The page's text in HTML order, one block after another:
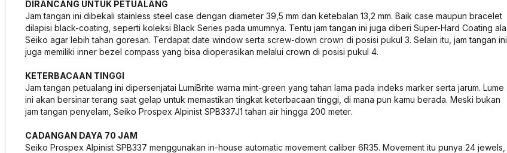
DIRANCANG UNTUK PETUALANG
Jam tangan ini dibekali stainless steel case dengan diameter 39,5 mm dan ketebalan 13,2 mm. Baik case maupun bracelet
dilapisi black-coating, seperti koleksi Black Series pada umumnya. Tentu jam tangan ini juga diberi Super-Hard Coating ala
Seiko agar lebih tahan goresan. Terdapat date window serta screw-down crown di posisi pukul 3. Selain itu, jam tangan ini
juga memiliki inner bezel compass yang bisa dioperasikan melalui crown di posisi pukul 4.
KETERBACAAN TINGGI
Jam tangan petualang ini dipersenjatai LumiBrite warna mint-green yang tahan lama pada indeks marker serta jarum. Lume
ini akan bersinar terang saat gelap untuk memastikan tingkat keterbacaan tinggi, di mana pun kamu berada. Meski bukan
jam tangan penyelam, Seiko Prospex Alpinist SPB337J1 tahan air hingga 200 meter.
CADANGAN DAYA 70 JAM
Seiko Prospex Alpinist SPB337 menggunakan in-house automatic movement caliber 6R35. Movement itu punya 24 jewels,